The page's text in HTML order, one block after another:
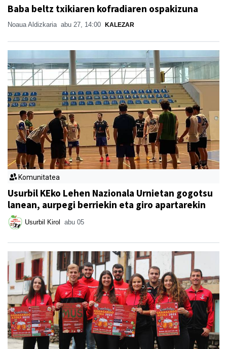
Baba beltz txikiaren kofradiaren ospakizuna
Noaua Aldizkaria abu 27, 14:00 KALEZAR
Komunitatea
Usurbil KEko Lehen Nazionala Urnietan gogotsu
lanean, aurpegi berriekin eta giro apartarekin
Usurbil Kirol abu 05